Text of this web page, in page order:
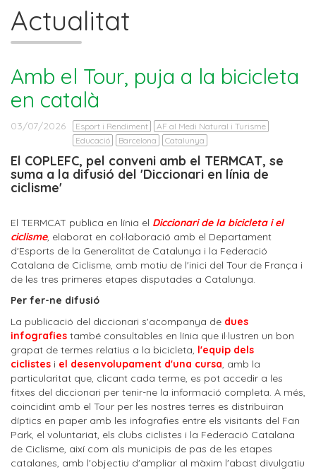
Actualitat
Amb el Tour, puja a la bicicleta
en català
03/07/2026 Esport i Rendiment
AF al Medi Natural i Turisme
Educació
Barcelona Catalunya
El COPLEFC, pel conveni amb el TERMCAT, se
suma a la difusió del 'Diccionari en línia de
ciclisme'
El TERMCAT publica en línia el Diccionari de la bicicleta i el
ciclisme, elaborat en col·laboració amb el Departament
d'Esports de la Generalitat de Catalunya i la Federació
Catalana de Ciclisme, amb motiu de l'inici del Tour de França i
de les tres primeres etapes disputades a Catalunya.
Per fer-ne difusió
La publicació del diccionari s'acompanya de dues
infografies també consultables en línia que il·lustren un bon
grapat de termes relatius a la bicicleta, l'equip dels
ciclistes i el desenvolupament d'una cursa, amb la
particularitat que, clicant cada terme, es pot accedir a les
fitxes del diccionari per tenir-ne la informació completa. A més,
coincidint amb el Tour per les nostres terres es distribuiran
díptics en paper amb les infografies entre els visitants del Fan
Park, el voluntariat, els clubs ciclistes i la Federació Catalana
de Ciclisme, així com als municipis de pas de les etapes
catalanes, amb l'objectiu d'ampliar al màxim l'abast divulgatiu